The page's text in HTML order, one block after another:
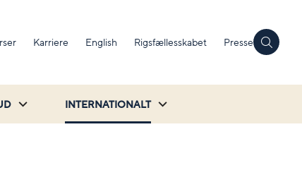
Karriere English Rigsfællesskabet Presse
INTERNATIONALT